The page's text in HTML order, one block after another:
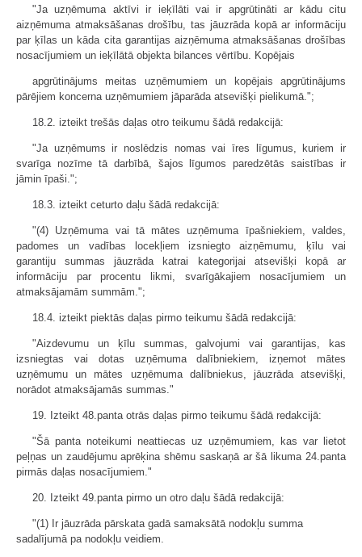
"Ja uzņēmuma aktīvi ir ieķīlāti vai ir apgrūtināti ar kādu citu
aizņēmuma atmaksāšanas drošību, tas jāuzrāda kopā ar informāciju
par ķīlas un kāda cita garantijas aizņēmuma atmaksāšanas drošības
nosacījumiem un ieķīlātā objekta bilances vērtību. Kopējais
apgrūtinājums meitas uzņēmumiem un kopējais apgrūtinājums
pārējiem koncerna uzņēmumiem jāparāda atsevišķi pielikumā.";
18.2. izteikt trešās daļas otro teikumu šādā redakcijā:
"Ja uzņēmums ir noslēdzis nomas vai īres līgumus, kuriem ir
svarīga nozīme tā darbībā, šajos līgumos paredzētās saistības ir
jāmin īpaši.";
18.3. izteikt ceturto daļu šādā redakcijā:
"(4) Uzņēmuma vai tā mātes uzņēmuma īpašniekiem, valdes,
padomes un vadības locekļiem izsniegto aizņēmumu, ķīlu vai
garantiju summas jāuzrāda katrai kategorijai atsevišķi kopā ar
informāciju par procentu likmi, svarīgākajiem nosacījumiem un
atmaksājamām summām.";
18.4. izteikt piektās daļas pirmo teikumu šādā redakcijā:
"Aizdevumu un ķīlu summas, galvojumi vai garantijas, kas
izsniegtas vai dotas uzņēmuma dalībniekiem, izņemot mātes
uzņēmumu un mātes uzņēmuma dalībniekus, jāuzrāda atsevišķi,
norādot atmaksājamās summas."
19. Izteikt 48.panta otrās daļas pirmo teikumu šādā redakcijā:
"Šā panta noteikumi neattiecas uz uzņēmumiem, kas var lietot
peļņas un zaudējumu aprēķina shēmu saskaņā ar šā likuma 24.panta
pirmās daļas nosacījumiem."
20. Izteikt 49.panta pirmo un otro daļu šādā redakcijā:
"(1) Ir jāuzrāda pārskata gadā samaksātā nodokļu summa
sadalījumā pa nodokļu veidiem.